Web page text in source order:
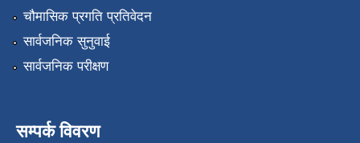
चौमासिक प्रगति प्रतिवेदन
सार्वजनिक सुनुवाई
सार्वजनिक परीक्षण
सम्पर्क विवरण